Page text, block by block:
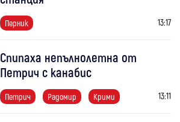
Перник 13:17
Спипаха непълнолетна от
Петрич с канабис
Петрич Радомир Крими 13:11